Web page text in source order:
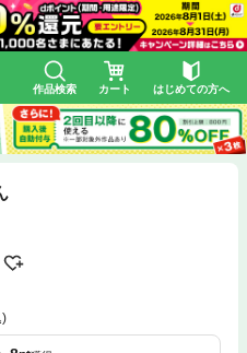
作品検索 カート はじめての方へ
)